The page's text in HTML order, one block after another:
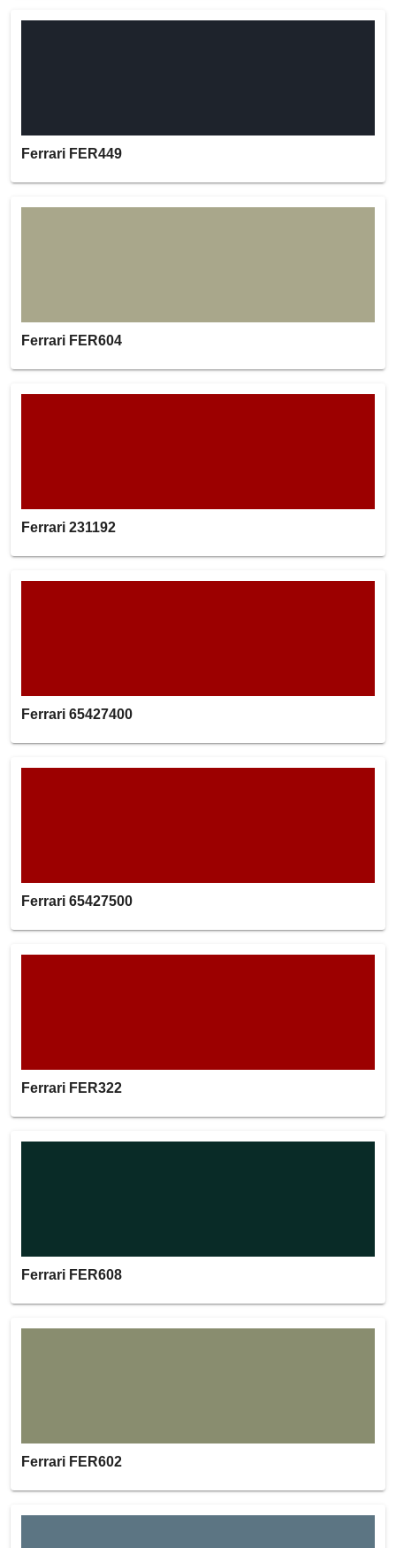
Ferrari FER449
Ferrari FER604
Ferrari 231192
Ferrari 65427400
Ferrari 65427500
Ferrari FER322
Ferrari FER608
Ferrari FER602